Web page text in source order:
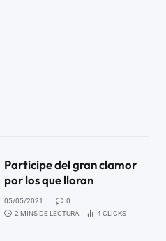
Participe del gran clamor
por los que lloran
05/05/2021
0
2 MINS DE LECTURA
4CLICKS